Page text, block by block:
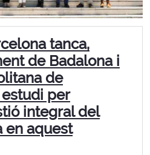
tanca,
de Badalona i
de
per
integral del
en aquest